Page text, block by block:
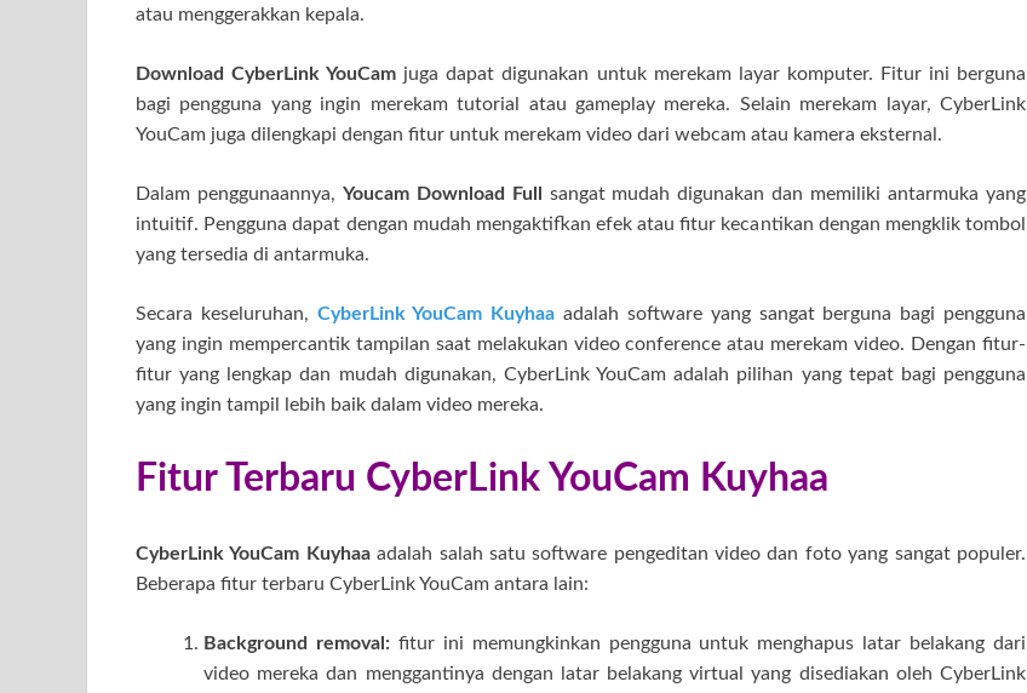
atau menggerakkan kepala.
Download CyberLink YouCam juga dapat digunakan untuk merekam layar komputer. Fitur ini berguna
bagi pengguna yang ingin merekam tutorial atau gameplay mereka. Selain merekam layar, CyberLink
YouCam juga dilengkapi dengan fitur untuk merekam video dari webcam atau kamera eksternal.
Dalam penggunaannya, Youcam Download Full
sangat mudah digunakan dan memiliki antarmuka yang
intuitif. Pengguna dapat dengan mudah mengaktifkan efek atau fitur kecantikan dengan mengklik tombol
yang tersedia di antarmuka.
Secara keseluruhan, CyberLink YouCam Kuyhaa adalah software yang sangat berguna bagi pengguna
yang ingin mempercantik tampilan saat melakukan video conference atau merekam video. Dengan fitur-
fitur yang lengkap dan mudah digunakan, CyberLink YouCam adalah pilihan yang tepat bagi pengguna
yang ingin tampil lebih baik dalam video mereka.
Fitur Terbaru CyberLink YouCam Kuyhaa
CyberLink YouCam Kuyhaaadalah salah satu software pengeditan video dan foto yang sangat populer.
Beberapa fitur terbaru CyberLink YouCam antara lain:
Background removal:fitur ini memungkinkan pengguna untuk menghapus latar belakang dari
video mereka dan menggantinya dengan latar belakang virtual yang disediakan oleh CyberLink